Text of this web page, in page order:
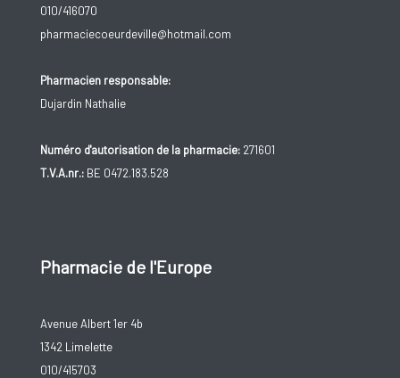
010/416070
pharmaciecoeurdeville@hotmail.com
Pharmacien responsable:
Dujardin Nathalie
Numéro d'autorisation de la pharmacie:271601
T.V.A.nr.:BE 0472.183.528
Pharmacie de l'Europe
Avenue Albert 1er 4b
1342 Limelette
010/415703